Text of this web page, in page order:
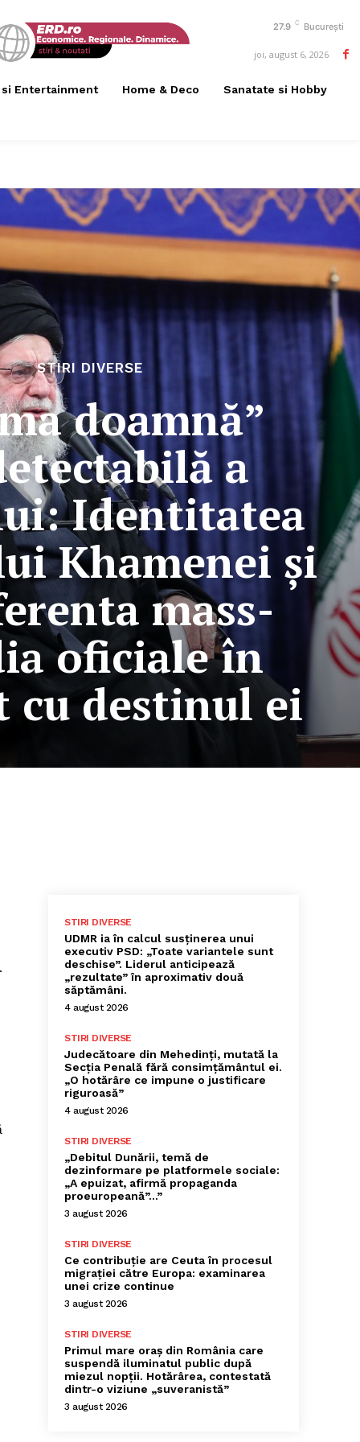
27.9 C București
joi, august 6, 2026
Entertainment Home & Deco Sanatate si Hobby
STIRI DIVERSE
doamnă”
a
Identitatea
Khamenei și
mass-
oficiale în
cu destinul ei
STIRI DIVERSE
UDMR ia în calcul susținerea unui
executiv PSD: „Toate variantele sunt
deschise”. Liderul anticipează
„rezultate” în aproximativ două
săptămâni.
4 august 2026
STIRI DIVERSE
Judecătoare din Mehedinți, mutată la
Secția Penală fără consimțământul ei.
„O hotărâre ce impune o justificare
riguroasă”
4 august 2026
STIRI DIVERSE
„Debitul Dunării, temă de
dezinformare pe platformele sociale:
„A epuizat, afirmă propaganda
proeuropeană”…”
3 august 2026
STIRI DIVERSE
Ce contribuție are Ceuta în procesul
migrației către Europa: examinarea
unei crize continue
3 august 2026
STIRI DIVERSE
Primul mare oraș din România care
suspendă iluminatul public după
miezul nopții. Hotărârea, contestată
dintr-o viziune „suveranistă”
3 august 2026